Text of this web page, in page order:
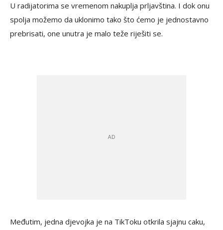
U radijatorima se vremenom nakuplja prljavština. I dok onu
spolja možemo da uklonimo tako što ćemo je jednostavno
prebrisati, one unutra je malo teže riješiti se.
Međutim, jedna djevojka je na TikToku otkrila sjajnu caku,